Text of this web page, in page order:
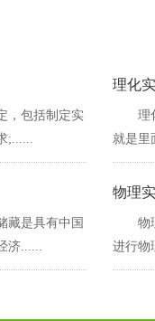
，包括制定实
;......
理化
理
就是里
储藏是具有中国
济......
物理
物
进行物